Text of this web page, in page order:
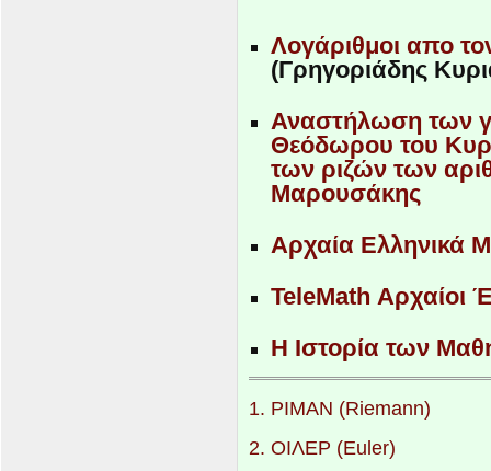
Λογάριθμοι απο
(Γρηγοριάδης
Αναστήλωση των
Θεόδωρου του
των ριζών των
Μαρουσάκης
Αρχαία Ελληνικά
TeleMath Αρχαίοι
Η Ιστορία των
1. ΡΙΜΑΝ (Riemann)
2. ΟΙΛΕΡ (Euler)